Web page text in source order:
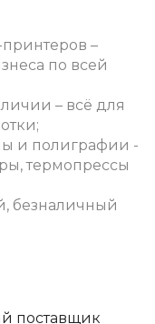
–
по всей
– всё для
и полиграфии -
термопрессы
безналичный
поставщик